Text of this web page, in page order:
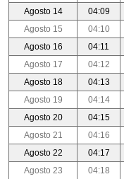
Agosto 14
04:09
Agosto 15
04:10
Agosto 16
04:11
Agosto 17
04:12
Agosto 18
04:13
Agosto 19
04:14
Agosto 20
04:15
Agosto 21
04:16
Agosto 22
04:17
Agosto 23
04:18